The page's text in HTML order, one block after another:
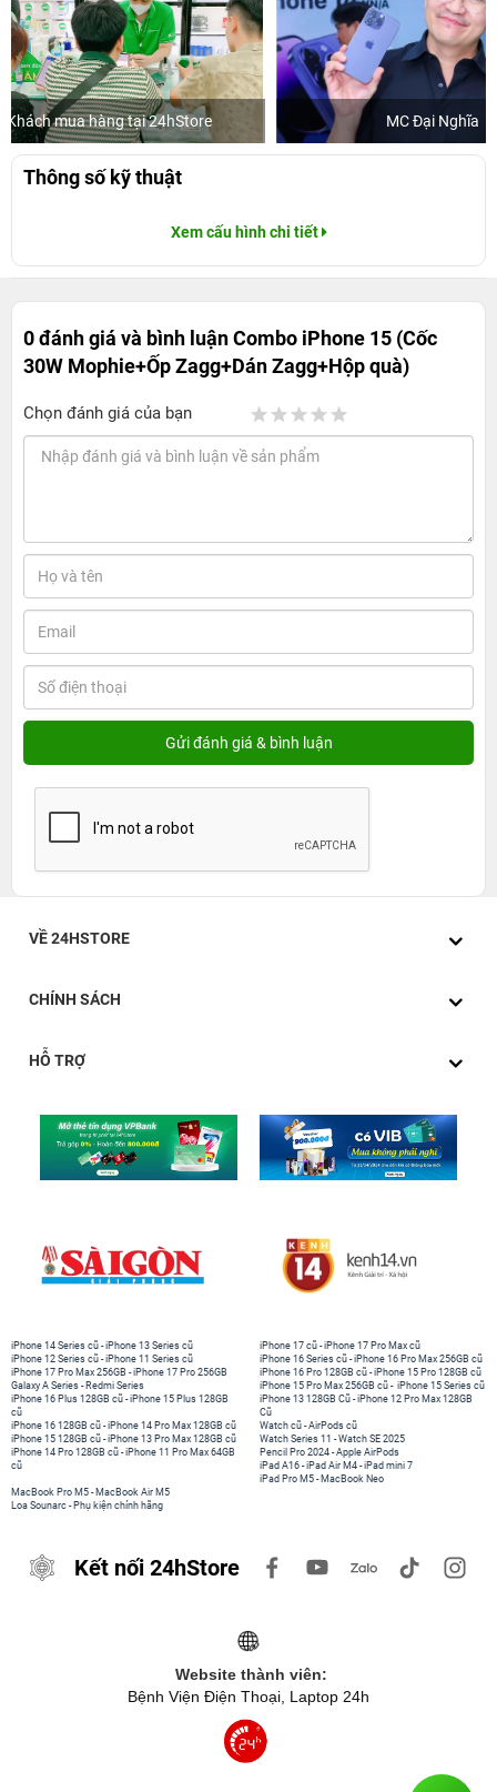
MC Đại Nghĩa
Thông số kỹ thuật
Xem cấu hình chi tiết
0 đánh giá và bình luậnCombo iPhone 15 (Cốc
30W Mophie+Ốp Zagg+Dán Zagg+Hộp quà)
Chọn đánh giá của bạn
VỀ 24HSTORE
CHÍNH SÁCH
HỖ TRỢ
iPhone 14 Series cũ -iPhone 13 Series cũ
iPhone 12 Series cũ -iPhone 11 Series cũ
iPhone 17 Pro Max 256GB -iPhone 17 Pro 256GB
Galaxy A Series - Redmi Series
iPhone 17 cũ -iPhone 17 Pro Max cũ
iPhone 16 Series cũ - iPhone 16 Pro Max 256GB cũ
iPhone 16 Pro 128GB cũ -iPhone 15 Pro 128GB cũ
iPhone 15 Pro Max 256GB cũ - iPhone 15 Series cũ
iPhone 16 Plus 128GB cũ -iPhone 15 Plus 128GB
cũ
iPhone 16 128GB cũ -iPhone 14 Pro Max 128GB cũ
iPhone 15 128GB cũ -iPhone 13 Pro Max 128GB cũ
iPhone 14 Pro 128GB cũ -iPhone 11 Pro Max 64GB
cũ
iPhone 13 128GB Cũ -iPhone 12 Pro Max 128GB
Cũ
Watch cũ -AirPods cũ
Watch Series 11 -Watch SE 2025
Pencil Pro 2024 -Apple AirPods
iPad A16 -iPad Air M4 -iPad mini 7
iPad Pro M5 - MacBook Neo
MacBook Pro M5 - MacBook Air M5
Loa Sounarc - Phụ kiện chính hãng
Kết nối 24hStore
Website thành viên:
Bệnh Viện Điện Thoại, Laptop 24h